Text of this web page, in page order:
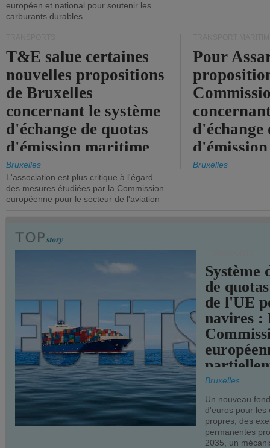
européen et national pour soutenir les
carburants durables.
T&E salue certaines
nouvelles propositions
de Bruxelles
concernant le système
d'échange de quotas
d'émission maritime
de l'UE.
Bruxelles
L'association est plus critique à l'égard
des mesures étudiées par la Commission
européenne pour le secteur de l'aviation
Pour
d'échange
timide,
Bruxelles
Système
de
de l'UE
navires :
Bruxelles
Un nouveau
d'euros pour les
propres, des
permanentes
2035, un